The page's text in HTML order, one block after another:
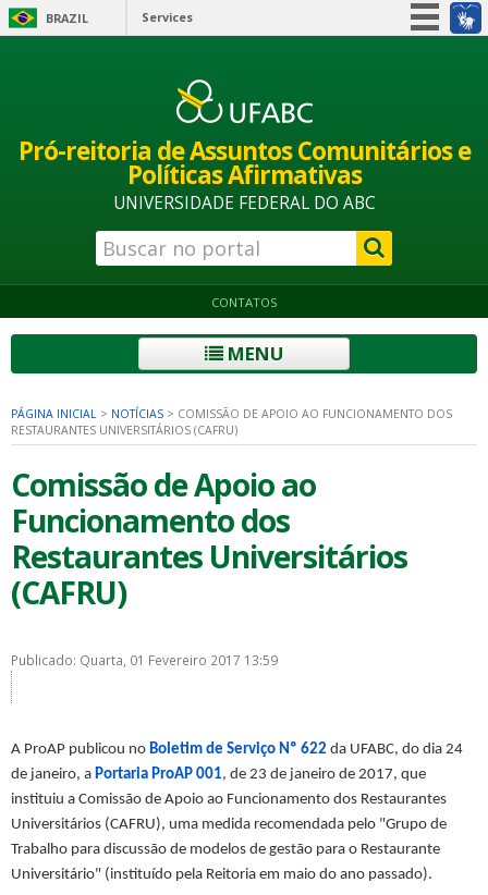
BRAZIL Services
Information access
Legislation
Information channels
Pró-reitoria de Assuntos Comunitários e
Políticas Afirmativas
UNIVERSIDADE FEDERAL DO ABC
CONTATOS
MENU
PÁGINA INICIAL > NOTÍCIAS > COMISSÃO DE APOIO AO FUNCIONAMENTO DOS
RESTAURANTES UNIVERSITÁRIOS (CAFRU)
Comissão de Apoio ao
Funcionamento dos
Restaurantes Universitários
(CAFRU)
Publicado: Quarta, 01 Fevereiro 2017 13:59
A ProAP publicou no Boletim de Serviço Nº 622 da UFABC, do dia 24
de janeiro, a Portaria ProAP 001, de 23 de janeiro de 2017, que
instituiu a Comissão de Apoio ao Funcionamento dos Restaurantes
Universitários (CAFRU), uma medida recomendada pelo "Grupo de
Trabalho para discussão de modelos de gestão para o Restaurante
Universitário" (instituído pela Reitoria em maio do ano passado).